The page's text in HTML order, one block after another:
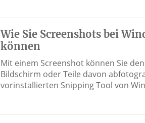
Wie Sie Screenshots bei
können
Mit einem Screenshot können Sie
Bildschirm oder Teile davon
vorinstallierten Snipping Tool von